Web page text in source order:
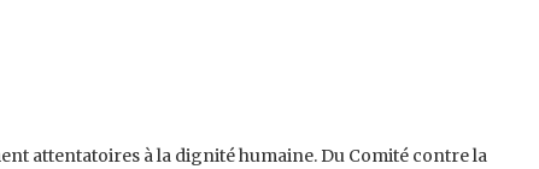
attentatoires à la dignité humaine. Du Comité contre la